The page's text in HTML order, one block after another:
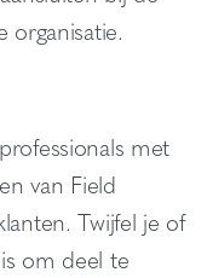
organisatie.
met
van Field
Twijfel je of
om deel te